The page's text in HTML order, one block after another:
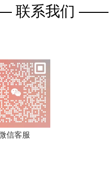
联系我们 ——
信客服